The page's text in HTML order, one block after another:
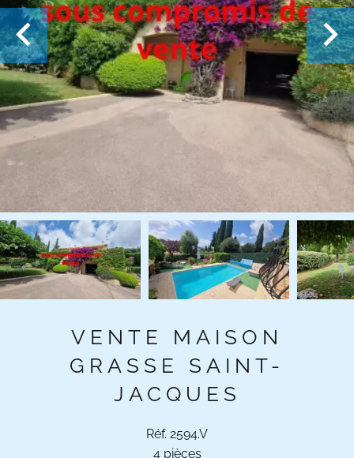
VENTE MAISON
GRASSE SAINT-
JACQUES
Réf. 2594.V
4 pièces